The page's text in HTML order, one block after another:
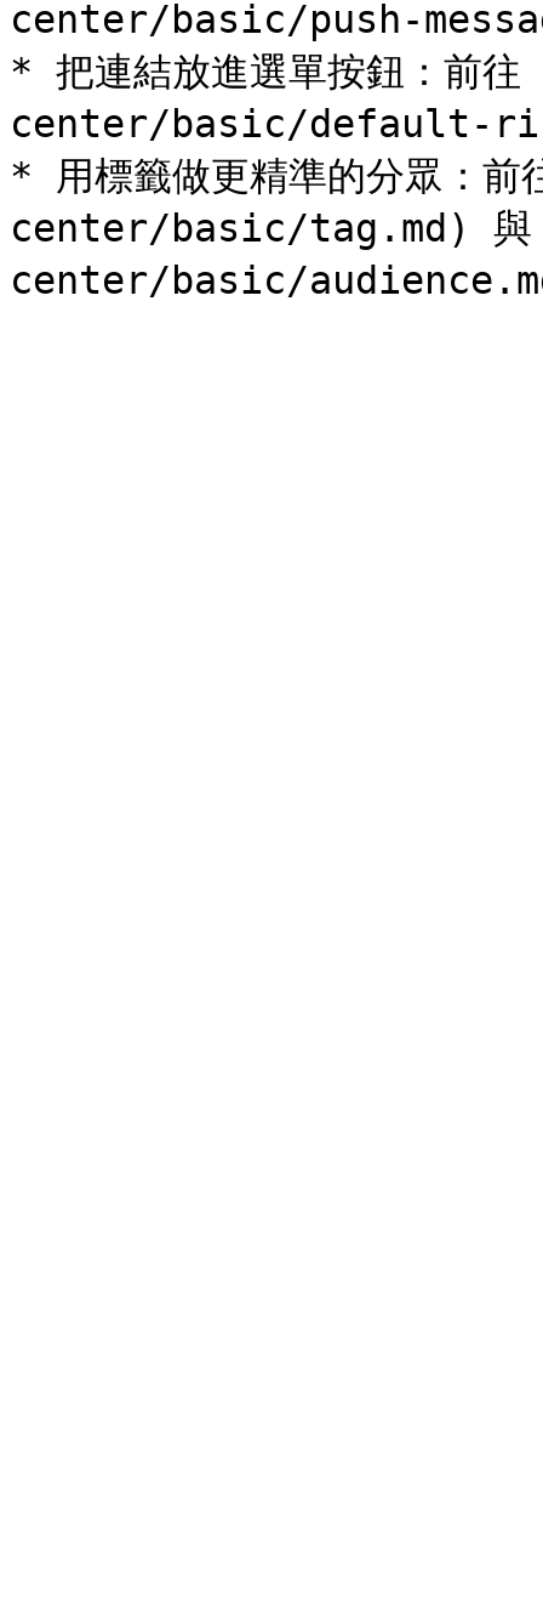
center/basic/push-
* 把連結放進選單按鈕：前
center/basic/default-
* 用標籤做更精準的分眾：
center/basic/tag.md) 與